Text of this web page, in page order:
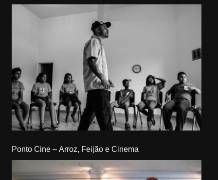
Ponto Cine – Arroz, Feijão e Cinema